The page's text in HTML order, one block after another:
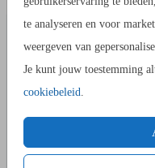
te analyseren en voor
weergeven van
Je kunt jouw toestemming
cookiebeleid.